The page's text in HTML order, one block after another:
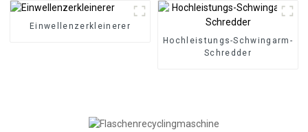
Einwellenzerkleinerer
Hochleistungs-Schwingarm-
Schredder